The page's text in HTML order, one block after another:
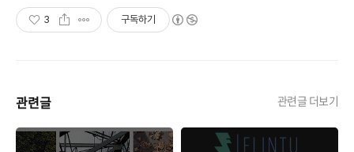
3 구독하기
관련글 관련글 더보기